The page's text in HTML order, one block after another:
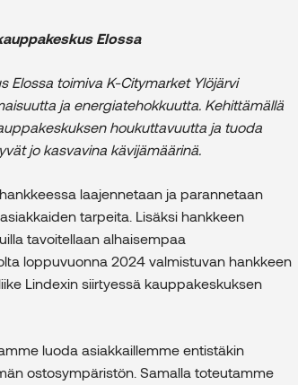
Elossa
Elossa toimiva K-Citymarket Ylöjärvi
ja energiatehokkuutta. Kehittämällä
houkuttavuutta ja tuoda
jo kasvavina kävijämäärinä.
laajennetaan ja parannetaan
tarpeita. Lisäksi hankkeen
tavoitellaan alhaisempaa
loppuvuonna 2024 valmistuvan hankkeen
Lindexin siirtyessä kauppakeskuksen
luoda asiakkaillemme entistäkin
ostosympäristön. Samalla toteutamme